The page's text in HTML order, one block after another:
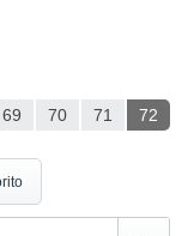
69 70 71 72